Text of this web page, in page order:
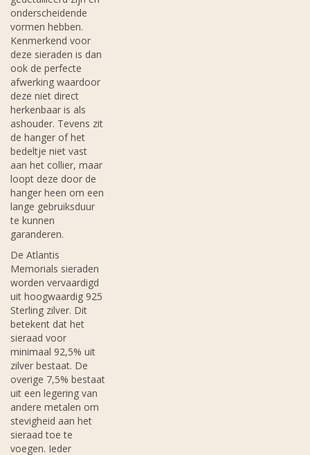
onderscheidende
vormen hebben.
Kenmerkend voor
deze sieraden is dan
ook de perfecte
afwerking waardoor
deze niet direct
herkenbaar is als
ashouder. Tevens zit
de hanger of het
bedeltje niet vast
aan het collier, maar
loopt deze door de
hanger heen om een
lange gebruiksduur
te kunnen
garanderen.
De Atlantis
Memorials sieraden
worden vervaardigd
uit hoogwaardig 925
Sterling zilver. Dit
betekent dat het
sieraad voor
minimaal 92,5% uit
zilver bestaat. De
overige 7,5% bestaat
uit een legering van
andere metalen om
stevigheid aan het
sieraad toe te
voegen. Ieder